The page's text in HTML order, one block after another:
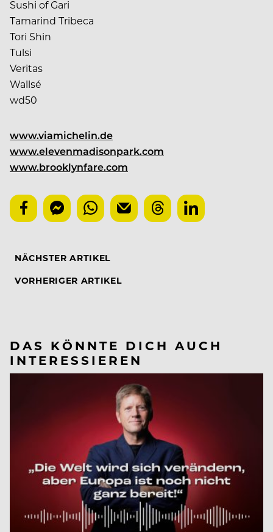
Sushi of Gari
Tamarind Tribeca
Tori Shin
Tulsi
Veritas
Wallsé
wd50
www.viamichelin.de
www.elevenmadisonpark.com
www.brooklynfare.com
NÄCHSTER ARTIKEL
VORHERIGER ARTIKEL
DAS KÖNNTE DICH AUCH
INTERESSIEREN